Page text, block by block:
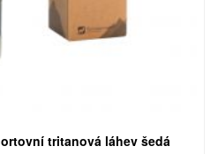
tritanová láhev šedá